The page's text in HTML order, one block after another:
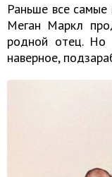
Раньше все
Меган Маркл
родной отец. Но
наверное,